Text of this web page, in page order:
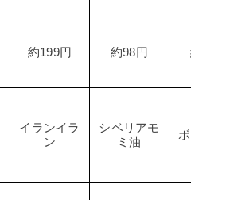
約199円 約98円 約37円
イランイラ
ン
シベリアモ
ミ油
ボタニカ